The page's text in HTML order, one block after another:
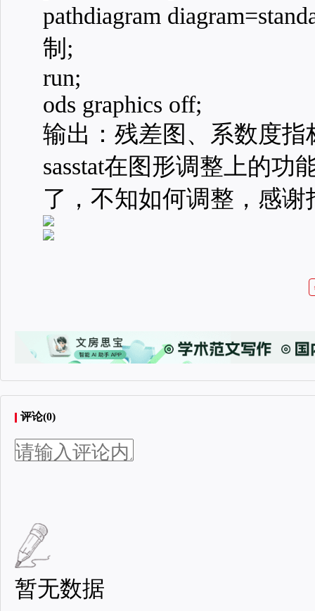
pathdiagram
制;
run;
ods graphics off;
输出：残差图、系数度
sasstat在图形调整上的功
了，不知如何调整，感谢
评论(0)
暂无数据